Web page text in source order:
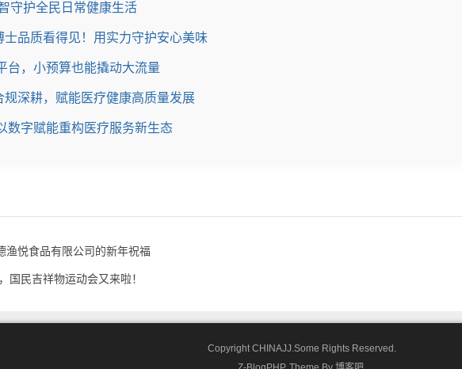
守护全民日常健康生活
品质看得见！用实力守护安心美味
台，小预算也能撬动大流量
深耕，赋能医疗健康高质量发展
数字赋能重构医疗服务新生态
渔悦食品有限公司的新年祝福
国民吉祥物运动会又来啦！
Copyright CHINAJJ.Some Rights Reserved.